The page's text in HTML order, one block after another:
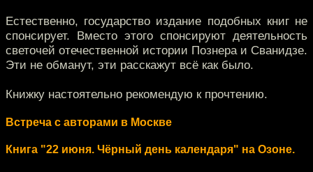
Естественно, государство издание подобных книг не
спонсирует. Вместо этого спонсируют деятельность
светочей отечественной истории Познера и Сванидзе.
Эти не обманут, эти расскажут всё как было.
Книжку настоятельно рекомендую к прочтению.
Встреча с авторами в Москве
Книга "22 июня. Чёрный день календаря" на Озоне.